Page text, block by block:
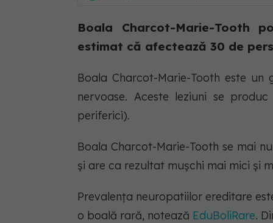
Boala Charcot-Marie-Tooth
estimat că afectează 30 de
Boala Charcot-Marie-Tooth este
nervoase. Aceste leziuni se
periferici).
Boala Charcot-Marie-Tooth se mai
și are ca rezultat mușchi mai mici și
Prevalenţa neuropatiilor ereditare
o boală rară, notează EduBoliRare.